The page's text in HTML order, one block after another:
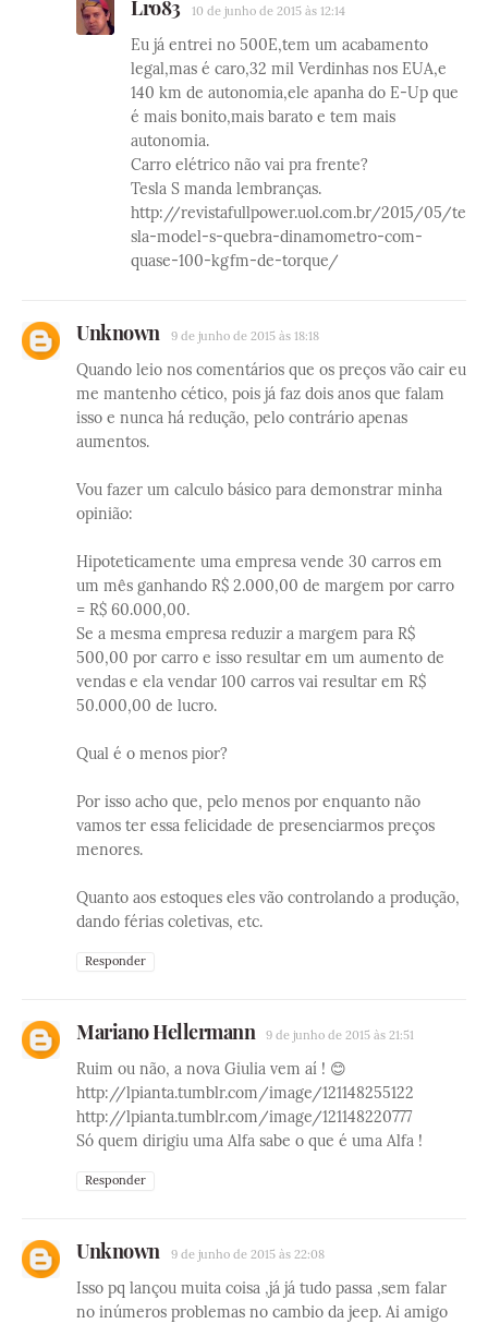
Lro83 10 de junho de 2015 às 12:14
Eu já entrei no 500E,tem um acabamento
legal,mas é caro,32 mil Verdinhas nos EUA,e
140 km de autonomia,ele apanha do E-Up que
é mais bonito,mais barato e tem mais
autonomia.
Carro elétrico não vai pra frente?
Tesla S manda lembranças.
http://revistafullpower.uol.com.br/2015/05/te
sla-model-s-quebra-dinamometro-com-
quase-100-kgfm-de-torque/
Unknown 9 de junho de 2015 às 18:18
Quando leio nos comentários que os preços vão cair eu
me mantenho cético, pois já faz dois anos que falam
isso e nunca há redução, pelo contrário apenas
aumentos.
Vou fazer um calculo básico para demonstrar minha
opinião:
Hipoteticamente uma empresa vende 30 carros em
um mês ganhando R$ 2.000,00 de margem por carro
= R$ 60.000,00.
Se a mesma empresa reduzir a margem para R$
500,00 por carro e isso resultar em um aumento de
vendas e ela vendar 100 carros vai resultar em R$
50.000,00 de lucro.
Qual é o menos pior?
Por isso acho que, pelo menos por enquanto não
vamos ter essa felicidade de presenciarmos preços
menores.
Quanto aos estoques eles vão controlando a produção,
dando férias coletivas, etc.
Responder
Mariano Hellermann 9 de junho de 2015 às 21:51
Ruim ou não, a nova Giulia vem aí ! 😊
http://lpianta.tumblr.com/image/121148255122
http://lpianta.tumblr.com/image/121148220777
Só quem dirigiu uma Alfa sabe o que é uma Alfa !
Responder
Unknown 9 de junho de 2015 às 22:08
Isso pq lançou muita coisa ,já já tudo passa ,sem falar
no inúmeros problemas no cambio da jeep. Ai amigo